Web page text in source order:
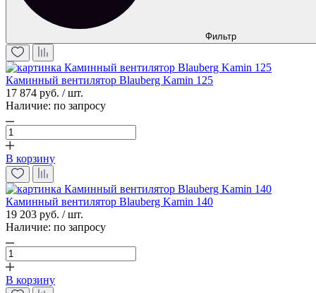
Фильтр
Каминный вентилятор Blauberg Kamin 125
17 874 руб. / шт.
Наличие: по запросу
В корзину
Каминный вентилятор Blauberg Kamin 140
19 203 руб. / шт.
Наличие: по запросу
В корзину